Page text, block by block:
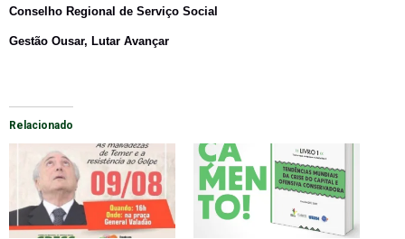
Conselho Regional de Serviço Social
Gestão Ousar, Lutar Avançar
Relacionado